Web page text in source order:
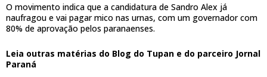
O movimento indica que a candidatura de Sandro Alex já
naufragou e vai pagar mico nas urnas, com um governador com
80% de aprovação pelos paranaenses.
Leia outras matérias do Blog do Tupan e do parceiro Jornal
Paraná